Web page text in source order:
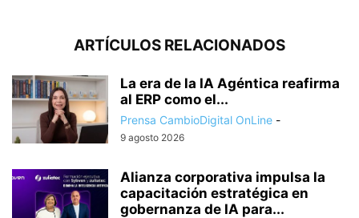
ARTÍCULOS RELACIONADOS
La era de la IA Agéntica reafirma
al ERP como el...
Prensa CambioDigital OnLine -
9 agosto 2026
Alianza corporativa impulsa la
capacitación estratégica en
gobernanza de IA para...